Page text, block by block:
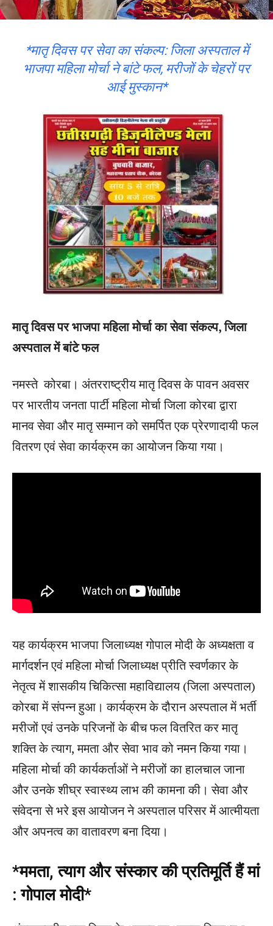
*मातृ दिवस पर सेवा का संकल्प: जिला अस्पताल में
भाजपा महिला मोर्चा ने बांटे फल, मरीजों के चेहरों पर
आई मुस्कान*
मातृ दिवस पर भाजपा महिला मोर्चा का सेवा संकल्प, जिला
अस्पताल में बांटे फल
नमस्ते कोरबा। अंतरराष्ट्रीय मातृ दिवस के पावन अवसर
पर भारतीय जनता पार्टी महिला मोर्चा जिला कोरबा द्वारा
मानव सेवा और मातृ सम्मान को समर्पित एक प्रेरणादायी फल
वितरण एवं सेवा कार्यक्रम का आयोजन किया गया।
यह कार्यक्रम भाजपा जिलाध्यक्ष गोपाल मोदी के अध्यक्षता व
मार्गदर्शन एवं महिला मोर्चा जिलाध्यक्ष प्रीति स्वर्णकार के
नेतृत्व में शासकीय चिकित्सा महाविद्यालय (जिला अस्पताल)
कोरबा में संपन्न हुआ। कार्यक्रम के दौरान अस्पताल में भर्ती
मरीजों एवं उनके परिजनों के बीच फल वितरित कर मातृ
शक्ति के त्याग, ममता और सेवा भाव को नमन किया गया।
महिला मोर्चा की कार्यकर्ताओं ने मरीजों का हालचाल जाना
और उनके शीघ्र स्वास्थ्य लाभ की कामना की। सेवा और
संवेदना से भरे इस आयोजन ने अस्पताल परिसर में आत्मीयता
और अपनत्व का वातावरण बना दिया।
*ममता, त्याग और संस्कार की प्रतिमूर्ति हैं मां
: गोपाल मोदी*